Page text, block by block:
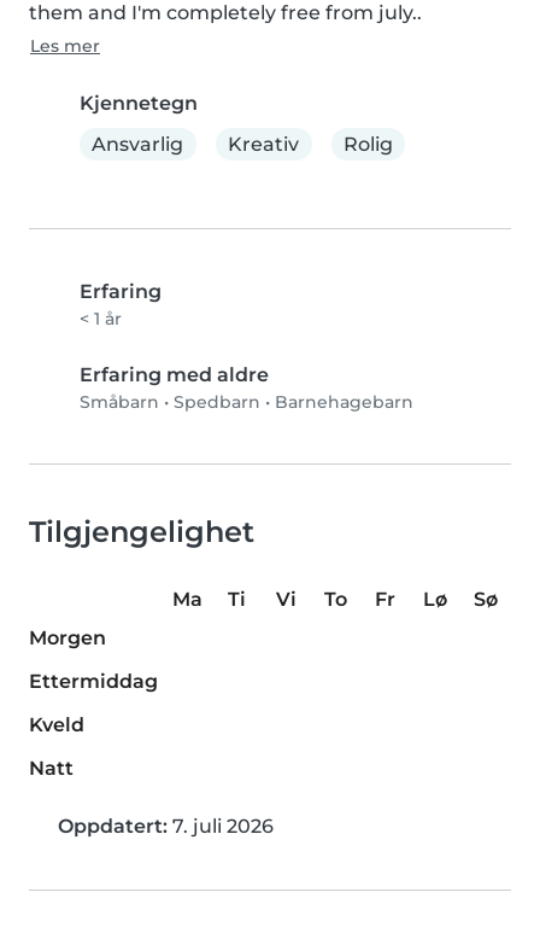
them and I'm completely free from july..
Les mer
Kjennetegn
Ansvarlig
Kreativ Rolig
Erfaring
< 1 år
Erfaring med aldre
Småbarn • Spedbarn • Barnehagebarn
Tilgjengelighet
Ma Ti Vi To Fr Lø
Sø
Morgen
Ettermiddag
Kveld
Natt
Oppdatert: 7. juli 2026